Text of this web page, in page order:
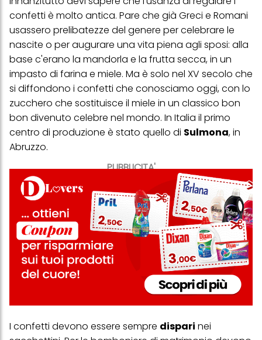
PUBBLICITA'
confetti è molto antica. Pare che già Greci e Romani
usassero prelibatezze del genere per celebrare le
nascite o per augurare una vita piena agli sposi: alla
base c'erano la mandorla e la frutta secca, in un
impasto di farina e miele. Ma è solo nel XV secolo che
si diffondono i confetti che conosciamo oggi, con lo
zucchero che sostituisce il miele in un classico bon
bon divenuto celebre nel mondo. In Italia il primo
centro di produzione è stato quello di Sulmona, in
Abruzzo.
I confetti devono essere sempre dispari nei